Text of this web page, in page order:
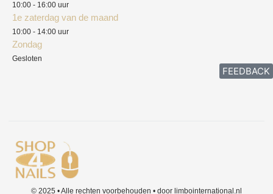
10:00 - 16:00 uur
1e zaterdag van de maand
10:00 - 14:00 uur
Zondag
Gesloten
© 2025 • Alle rechten voorbehouden • door limbointernational.nl
FEEDBACK